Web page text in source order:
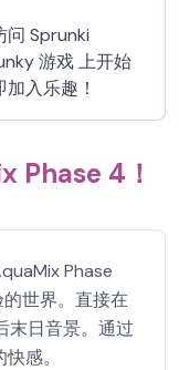
问 Sprunki
游戏 上开始
入乐趣！
Phase 4！
Phase
世界。直接在
末日音景。通过
感。